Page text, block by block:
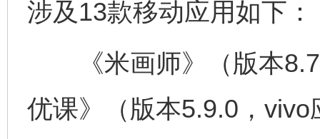
涉及13款移动应用如下：
《米画师》（版本
优课》（版本5.9.0，